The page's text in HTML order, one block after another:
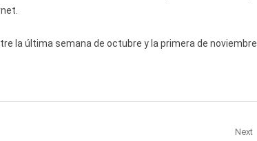
la última semana de octubre y la primera de noviembre.
Next